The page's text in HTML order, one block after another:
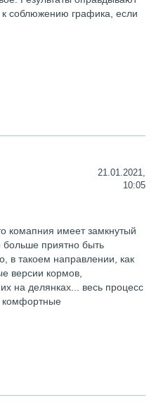
соблюжению графика, если
21.01.2021,
10:05
комапния имеет замкнутый
больше приятно быть
в такоем направлении, как
версии кормов,
на делянках... весь процесс
комфортные